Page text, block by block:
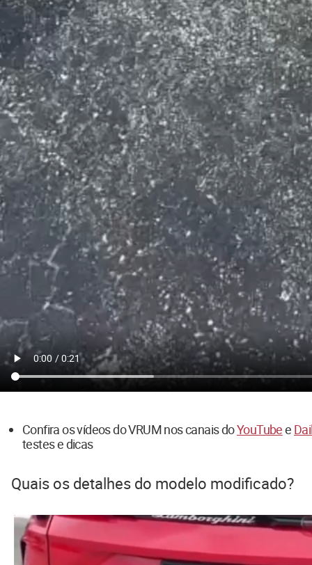
Confira os vídeos do VRUM nos canais doYouTubee
testes e dicas
Quais os detalhes do modelo modificado?